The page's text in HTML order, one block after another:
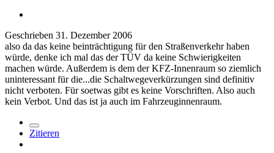
Geschrieben 31. Dezember 2006
also da das keine beinträchtigung für den Straßenverkehr haben
würde, denke ich mal das der TÜV da keine Schwierigkeiten
machen würde. Außerdem is dem der KFZ-Innenraum so ziemlich
uninteressant für die...die Schaltwegeverkürzungen sind definitiv
nicht verboten. Für soetwas gibt es keine Vorschriften. Also auch
kein Verbot. Und das ist ja auch im Fahrzeuginnenraum.
Zitieren